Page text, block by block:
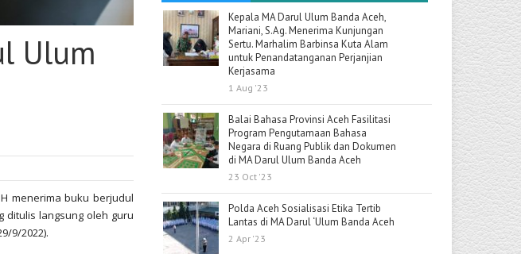
Ulum
menerima buku berjudul
ditulis langsung oleh guru
9/2022).
Kepala MA Darul Ulum Banda Aceh,
Mariani, S.Ag. Menerima Kunjungan
Sertu. Marhalim Barbinsa Kuta Alam
untuk Penandatanganan Perjanjian
Kerjasama
1 Aug '23
Balai Bahasa Provinsi Aceh Fasilitasi
Program Pengutamaan Bahasa
Negara di Ruang Publik dan Dokumen
di MA Darul Ulum Banda Aceh
23 Oct '23
Polda Aceh Sosialisasi Etika Tertib
Lantas di MA Darul ‘Ulum Banda Aceh
2 Apr '23